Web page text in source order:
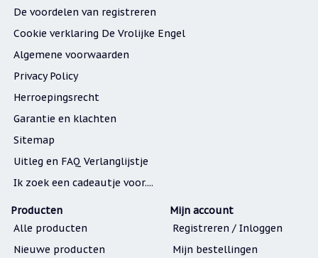
De voordelen van registreren
Cookie verklaring De Vrolijke Engel
Algemene voorwaarden
Privacy Policy
Herroepingsrecht
Garantie en klachten
Sitemap
Uitleg en FAQ Verlanglijstje
Ik zoek een cadeautje voor....
Producten
Alle producten
Nieuwe producten
Mijn account
Registreren / Inloggen
Mijn bestellingen